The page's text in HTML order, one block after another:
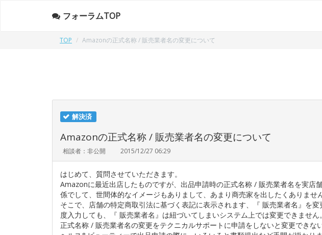
フォーラムTOP
TOP Amazonの正式名称 / 販売業者名の変更について
解決済
Amazonの正式名称 / 販売業者名の変更について
相談者：非公開 2015/12/27 06:29
はじめて、質問させていただきます。
Amazonに最近出店したものですが、出品申請時の正式名称 / 販売業者名を実店
係でして、世間体的なイメージもありまして、あまり商売家を出したくありません
そこで、店舗の特定商取引法に基づく表記に表示されます、『 販売業者名』を
度入力しても、『 販売業者名』は紐づいてしまいシステム上では変更できません。
正式名称 / 販売業者名の変更をテクニカルサポートに申請をしないと変更できな